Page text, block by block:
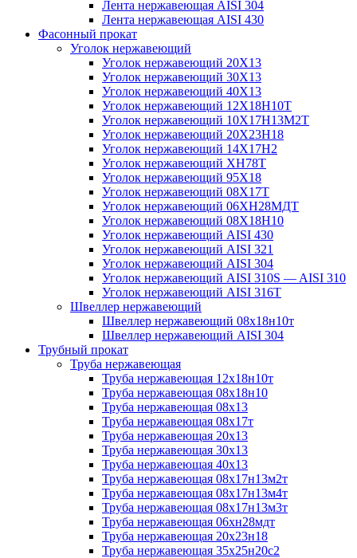
Лента нержавеющая AISI 304
Лента нержавеющая AISI 430
Фасонный прокат
Уголок нержавеющий
Уголок нержавеющий 20Х13
Уголок нержавеющий 30Х13
Уголок нержавеющий 40Х13
Уголок нержавеющий 12Х18Н10Т
Уголок нержавеющий 10Х17Н13М2T
Уголок нержавеющий 20Х23Н18
Уголок нержавеющий 14Х17Н2
Уголок нержавеющий ХН78Т
Уголок нержавеющий 95Х18
Уголок нержавеющий 08Х17Т
Уголок нержавеющий 06ХН28МДТ
Уголок нержавеющий 08Х18Н10
Уголок нержавеющий AISI 430
Уголок нержавеющий AISI 321
Уголок нержавеющий AISI 304
Уголок нержавеющий AISI 310S — AISI 310
Уголок нержавеющий AISI 316T
Швеллер нержавеющий
Швеллер нержавеющий 08х18н10т
Швеллер нержавеющий AISI 304
Трубный прокат
Труба нержавеющая
Труба нержавеющая 12х18н10т
Труба нержавеющая 08х18н10
Труба нержавеющая 08х13
Труба нержавеющая 08х17т
Труба нержавеющая 20х13
Труба нержавеющая 30х13
Труба нержавеющая 40х13
Труба нержавеющая 08х17н13м2т
Труба нержавеющая 08х17н13м4т
Труба нержавеющая 08х17н13м3т
Труба нержавеющая 06хн28мдт
Труба нержавеющая 20х23н18
Труба нержавеющая 35х25н20с2